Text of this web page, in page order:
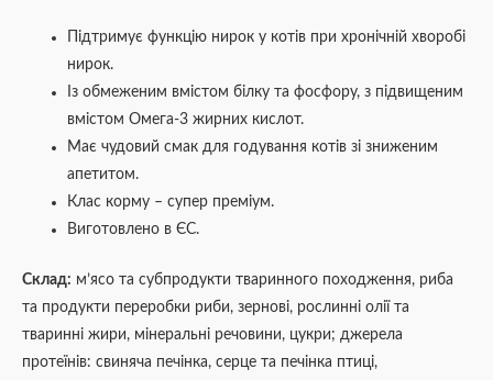
Підтримує функцію нирок у котів при хронічній хворобі
нирок.
Із обмеженим вмістом білку та фосфору, з підвищеним
вмістом Омега-3 жирних кислот.
Має чудовий смак для годування котів зі зниженим
апетитом.
Клас корму – супер преміум.
Виготовлено в ЄС.
Склад: м’ясо та субпродукти тваринного походження, риба
та продукти переробки риби, зернові, рослинні олії та
тваринні жири, мінеральні речовини, цукри; джерела
протеїнів: свиняча печінка, серце та печінка птиці,